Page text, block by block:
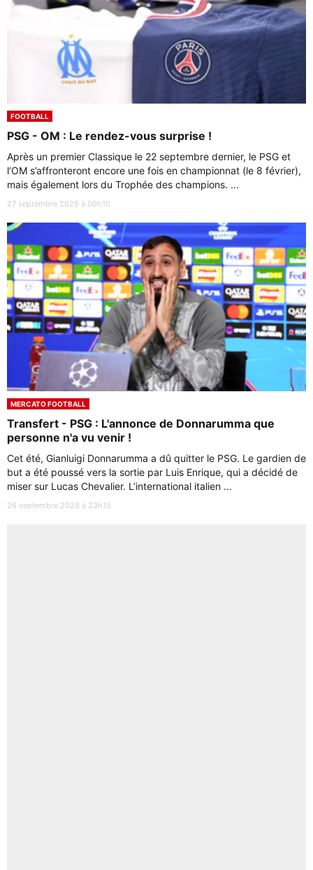
FOOTBALL
PSG - OM : Le rendez-vous surprise !
Après un premier Classique le 22 septembre dernier, le PSG et
l’OM s’affronteront encore une fois en championnat (le 8 février),
mais également lors du Trophée des champions. ...
27 septembre 2025 à 00h10
MERCATO FOOTBALL
Transfert - PSG : L'annonce de Donnarumma que
personne n'a vu venir !
Cet été, Gianluigi Donnarumma a dû quitter le PSG. Le gardien de
but a été poussé vers la sortie par Luis Enrique, qui a décidé de
miser sur Lucas Chevalier. L’international italien ...
26 septembre 2025 à 23h15